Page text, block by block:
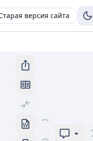
версия сайта